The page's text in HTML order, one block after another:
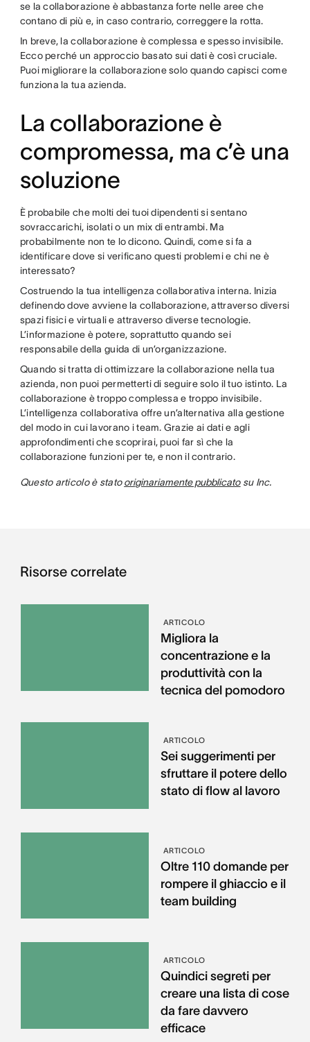
se la collaborazione è abbastanza forte nelle aree che
contano di più e, in caso contrario, correggere la rotta.
In breve, la collaborazione è complessa e spesso invisibile.
Ecco perché un approccio basato sui dati è così cruciale.
Puoi migliorare la collaborazione solo quando capisci come
funziona la tua azienda.
La collaborazione è
compromessa, ma c’è una
soluzione
È probabile che molti dei tuoi dipendenti si sentano
sovraccarichi, isolati o un mix di entrambi. Ma
probabilmente non te lo dicono. Quindi, come si fa a
identificare dove si verificano questi problemi e chi ne è
interessato?
Costruendo la tua intelligenza collaborativa interna. Inizia
definendo dove avviene la collaborazione, attraverso diversi
spazi fisici e virtuali e attraverso diverse tecnologie.
L’informazione è potere, soprattutto quando sei
responsabile della guida di un’organizzazione.
Quando si tratta di ottimizzare la collaborazione nella tua
azienda, non puoi permetterti di seguire solo il tuo istinto. La
collaborazione è troppo complessa e troppo invisibile.
L’intelligenza collaborativa offre un’alternativa alla gestione
del modo in cui lavorano i team. Grazie ai dati e agli
approfondimenti che scoprirai, puoi far sì che la
collaborazione funzioni per te, e non il contrario.
Questo articolo è statooriginariamente pubblicatosu Inc.
Risorse correlate
ARTICOLO
Migliora la
concentrazione e la
produttività con la
tecnica del pomodoro
ARTICOLO
Sei suggerimenti per
sfruttare il potere dello
stato di flow al lavoro
ARTICOLO
Oltre 110 domande per
rompere il ghiaccio e il
team building
ARTICOLO
Quindici segreti per
creare una lista di cose
da fare davvero
efficace